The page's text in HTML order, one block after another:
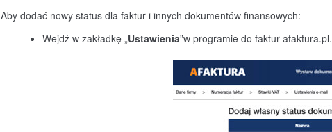
Aby dodać nowy status dla faktur i innych dokumentów finansowych:
Wejdź w zakładkę „Ustawienia”w programie do faktur afaktura.pl.